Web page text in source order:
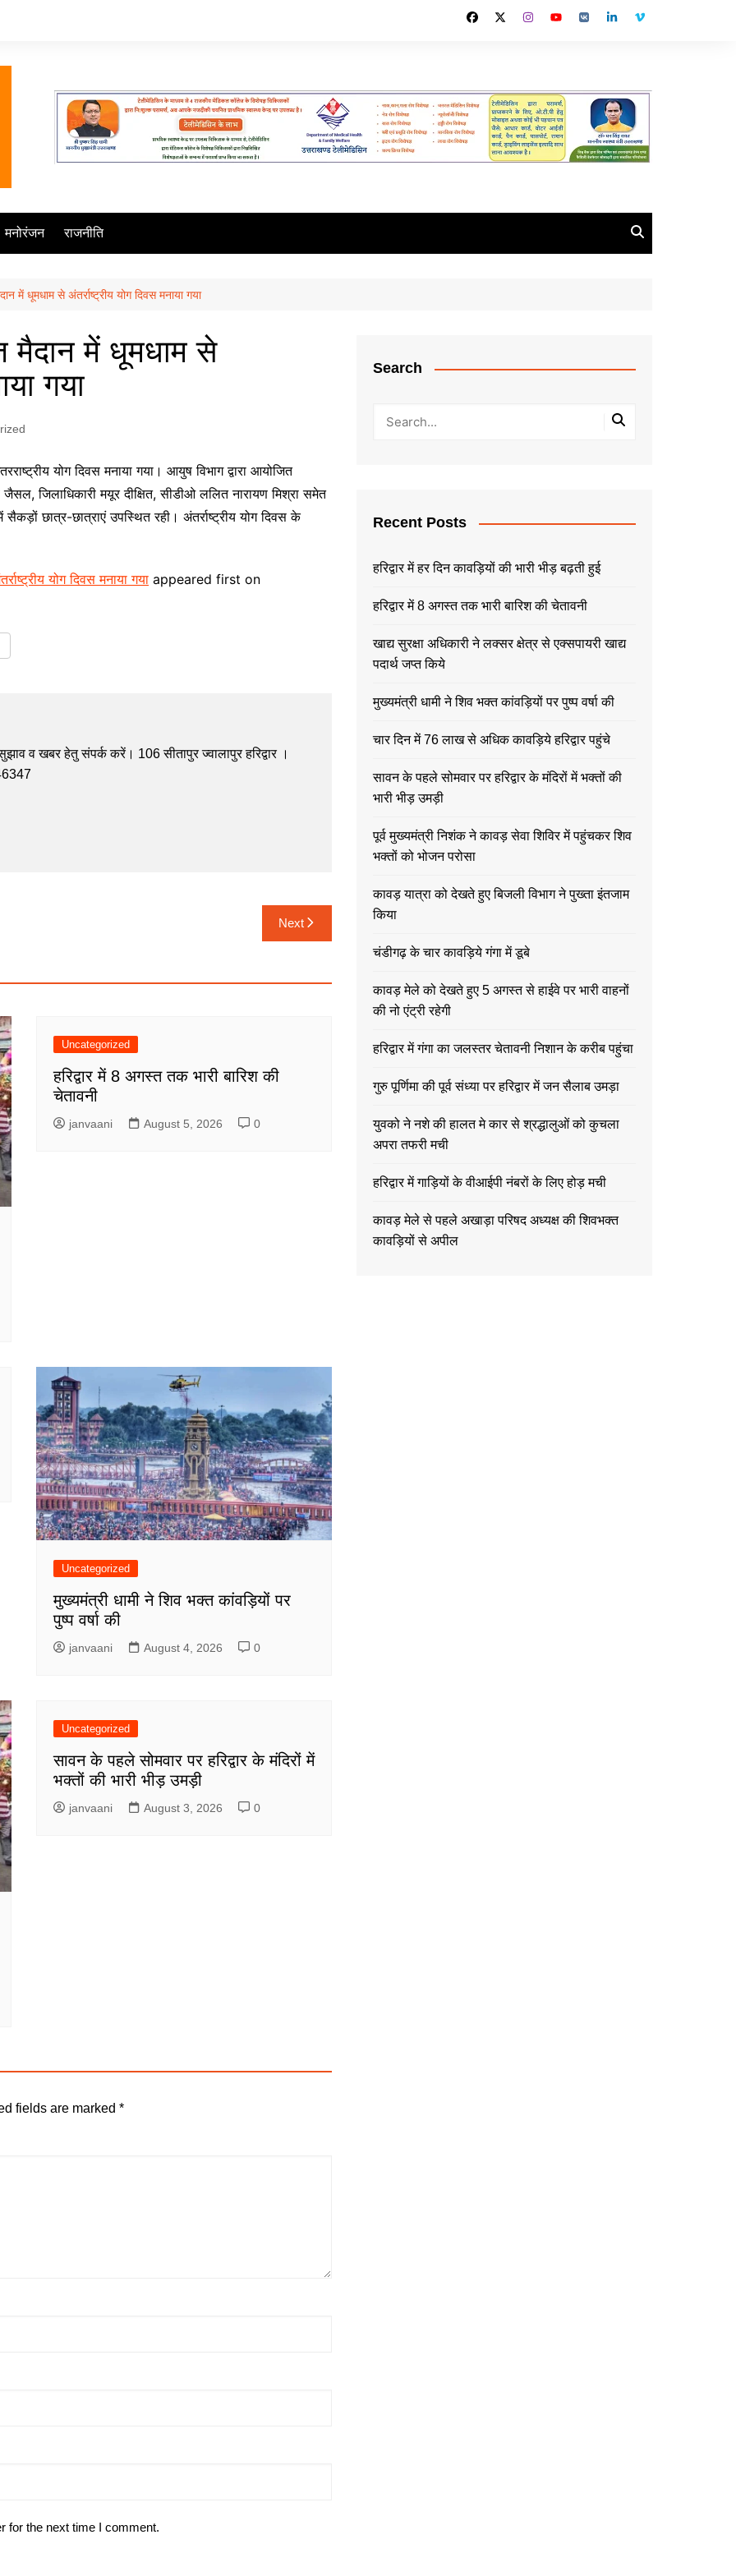
मनोरंजन राजनीति
में धूमधाम से अंतर्राष्ट्रीय योग दिवस मनाया गया
में धूमधाम से
गया
योग दिवस मनाया गया। आयुष विभाग द्वारा आयोजित
जिलाधिकारी मयूर दीक्षित, सीडीओ ललित नारायण मिश्रा समेत
छात्र-छात्राएं उपस्थित रही। अंतर्राष्ट्रीय योग दिवस के
योग दिवस मनाया गया appeared first on
व खबर हेतु संपर्क करें। 106 सीतापुर ज्वालापुर हरिद्वार ।
Next
Uncategorized
हरिद्वार में 8 अगस्त तक भारी बारिश की
चेतावनी
janvaani August 5, 2026 0
Uncategorized
मुख्यमंत्री धामी ने शिव भक्त कांवड़ियों पर
पुष्प वर्षा की
janvaani August 4, 2026 0
Uncategorized
सावन के पहले सोमवार पर हरिद्वार के मंदिरों में
भक्तों की भारी भीड़ उमड़ी
janvaani August 3, 2026 0
fields are marked *
for the next time I comment.
Search
Recent Posts
हरिद्वार में हर दिन कावड़ियों की भारी भीड़ बढ़ती हुई
हरिद्वार में 8 अगस्त तक भारी बारिश की चेतावनी
खाद्य सुरक्षा अधिकारी ने लक्सर क्षेत्र से एक्सपायरी खाद्य
पदार्थ जप्त किये
मुख्यमंत्री धामी ने शिव भक्त कांवड़ियों पर पुष्प वर्षा की
चार दिन में 76 लाख से अधिक कावड़िये हरिद्वार पहुंचे
सावन के पहले सोमवार पर हरिद्वार के मंदिरों में भक्तों की
भारी भीड़ उमड़ी
पूर्व मुख्यमंत्री निशंक ने कावड़ सेवा शिविर में पहुंचकर शिव
भक्तों को भोजन परोसा
कावड़ यात्रा को देखते हुए बिजली विभाग ने पुख्ता इंतजाम
किया
चंडीगढ़ के चार कावड़िये गंगा में डूबे
कावड़ मेले को देखते हुए 5 अगस्त से हाईवे पर भारी वाहनों
की नो एंट्री रहेगी
हरिद्वार में गंगा का जलस्तर चेतावनी निशान के करीब पहुंचा
गुरु पूर्णिमा की पूर्व संध्या पर हरिद्वार में जन सैलाब उमड़ा
युवको ने नशे की हालत मे कार से श्रद्धालुओं को कुचला
अपरा तफरी मची
हरिद्वार में गाड़ियों के वीआईपी नंबरों के लिए होड़ मची
कावड़ मेले से पहले अखाड़ा परिषद अध्यक्ष की शिवभक्त
कावड़ियों से अपील